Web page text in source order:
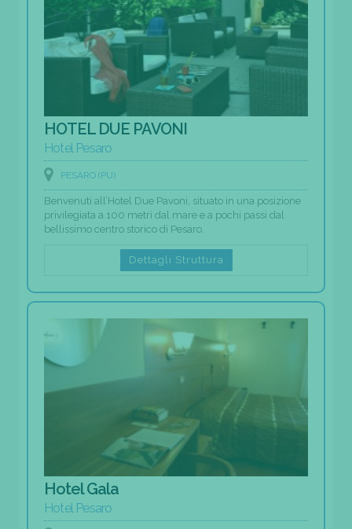
HOTEL DUE PAVONI
Hotel Pesaro
PESARO (PU)
Benvenuti all’Hotel Due Pavoni, situato in una posizione
privilegiata a 100 metri dal mare e a pochi passi dal
bellissimo centro storico di Pesaro.
Dettagli Struttura
Hotel Gala
Hotel Pesaro